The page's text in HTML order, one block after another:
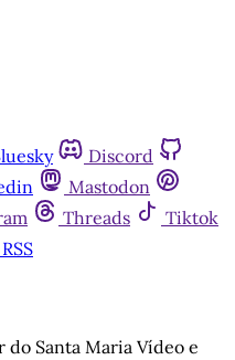
Discord
Mastodon
Threads
Tiktok
RSS
Santa Maria Vídeo e